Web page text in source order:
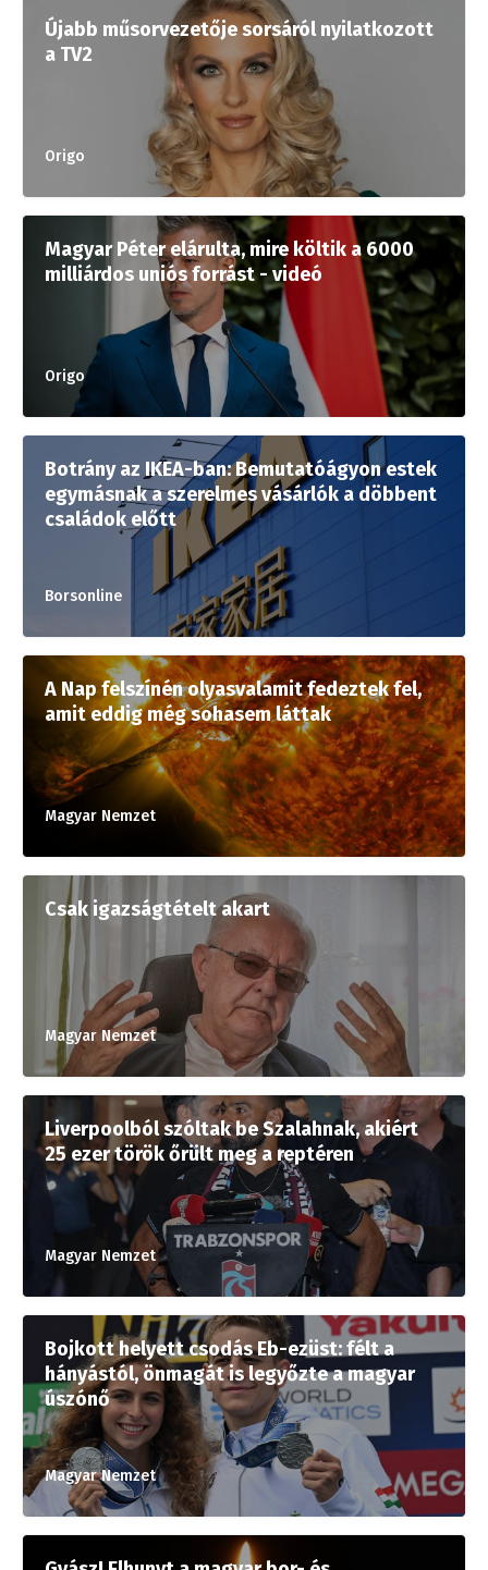
Újabb műsorvezetője sorsáról nyilatkozott
a TV2
Origo
Magyar Péter elárulta, mire költik a 6000
milliárdos uniós forrást - videó
Origo
Botrány az IKEA-ban: Bemutatóágyon estek
egymásnak a szerelmes vásárlók a döbbent
családok előtt
Borsonline
A Nap felszínén olyasvalamit fedeztek fel,
amit eddig még sohasem láttak
Magyar Nemzet
Csak igazságtételt akart
Magyar Nemzet
Liverpoolból szóltak be Szalahnak, akiért
25 ezer török őrült meg a reptéren
Magyar Nemzet
Bojkott helyett csodás Eb-ezüst: félt a
hányástól, önmagát is legyőzte a magyar
úszónő
Magyar Nemzet